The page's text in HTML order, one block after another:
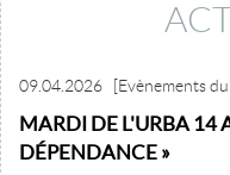
09.04.2026 [Evènements
MARDI DE L'URBA 14
DÉPENDANCE »